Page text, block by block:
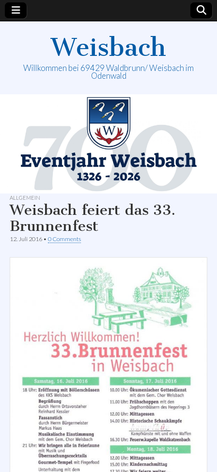
Weisbach
Willkommen bei 69429 Waldbrunn/ Weisbach im
Odenwald
ALLGEMEIN
Weisbach feiert das 33.
Brunnenfest
12. Juli 2016 • 0 Comments